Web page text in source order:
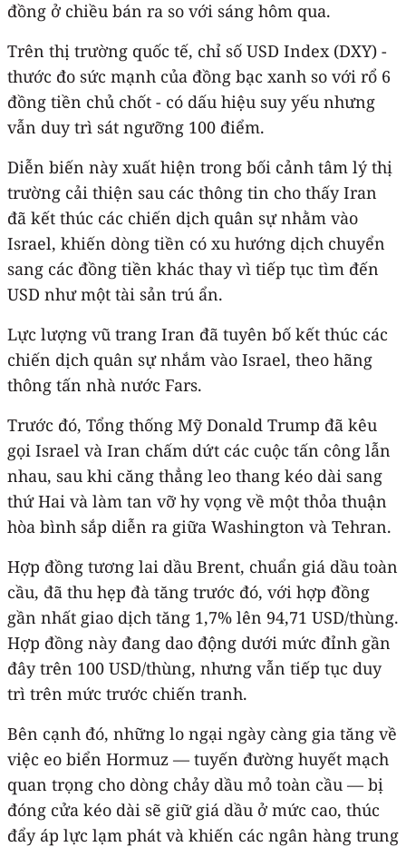
đồng ở chiều bán ra so với sáng hôm qua.
Trên thị trường quốc tế, chỉ số USD Index (DXY) -
thước đo sức mạnh của đồng bạc xanh so với rổ 6
đồng tiền chủ chốt - có dấu hiệu suy yếu nhưng
vẫn duy trì sát ngưỡng 100 điểm.
Diễn biến này xuất hiện trong bối cảnh tâm lý thị
trường cải thiện sau các thông tin cho thấy Iran
đã kết thúc các chiến dịch quân sự nhằm vào
Israel, khiến dòng tiền có xu hướng dịch chuyển
sang các đồng tiền khác thay vì tiếp tục tìm đến
USD như một tài sản trú ẩn.
Lực lượng vũ trang Iran đã tuyên bố kết thúc các
chiến dịch quân sự nhắm vào Israel, theo hãng
thông tấn nhà nước Fars.
Trước đó, Tổng thống Mỹ Donald Trump đã kêu
gọi Israel và Iran chấm dứt các cuộc tấn công lẫn
nhau, sau khi căng thẳng leo thang kéo dài sang
thứ Hai và làm tan vỡ hy vọng về một thỏa thuận
hòa bình sắp diễn ra giữa Washington và Tehran.
Hợp đồng tương lai dầu Brent, chuẩn giá dầu toàn
cầu, đã thu hẹp đà tăng trước đó, với hợp đồng
gần nhất giao dịch tăng 1,7% lên 94,71 USD/thùng.
Hợp đồng này đang dao động dưới mức đỉnh gần
đây trên 100 USD/thùng, nhưng vẫn tiếp tục duy
trì trên mức trước chiến tranh.
Bên cạnh đó, những lo ngại ngày càng gia tăng về
việc eo biển Hormuz — tuyến đường huyết mạch
quan trọng cho dòng chảy dầu mỏ toàn cầu — bị
đóng cửa kéo dài sẽ giữ giá dầu ở mức cao, thúc
đẩy áp lực lạm phát và khiến các ngân hàng trung